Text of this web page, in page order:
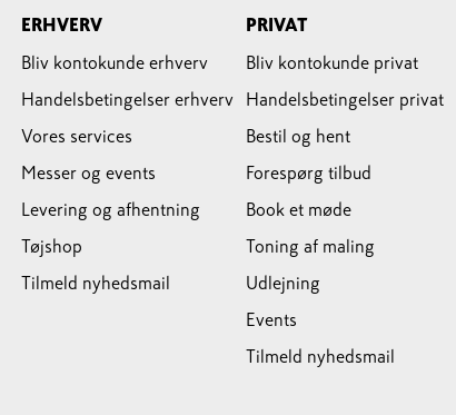
ERHVERV
Bliv kontokunde erhverv
Handelsbetingelser erhverv
Vores services
Messer og events
Levering og afhentning
Tøjshop
Tilmeld nyhedsmail
PRIVAT
Bliv kontokunde privat
Handelsbetingelser privat
Bestil og hent
Forespørg tilbud
Book et møde
Toning af maling
Udlejning
Events
Tilmeld nyhedsmail